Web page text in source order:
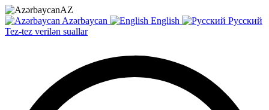
AZ
Azərbaycan
English
Русский
Tez-tez verilən suallar